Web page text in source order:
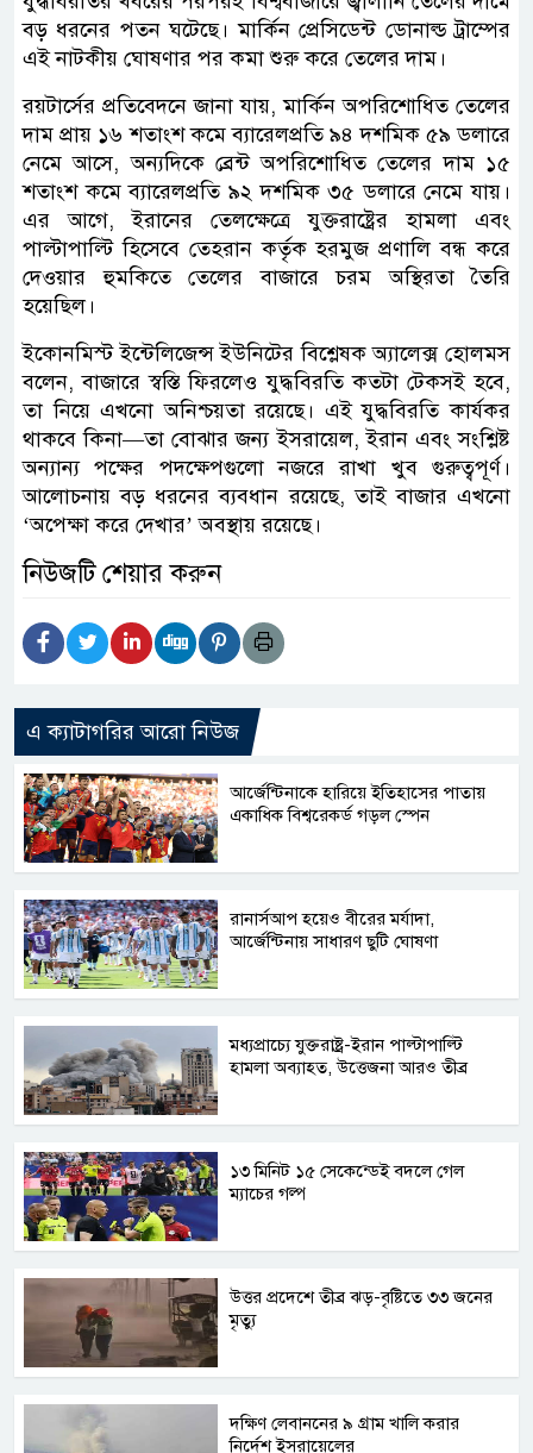
বড় ধরনের পতন ঘটেছে। মার্কিন প্রেসিডেন্ট ডোনাল্ড ট্রাম্পের
এই নাটকীয় ঘোষণার পর কমা শুরু করে তেলের দাম।
রয়টার্সের প্রতিবেদনে জানা যায়, মার্কিন অপরিশোধিত তেলের
দাম প্রায় ১৬ শতাংশ কমে ব্যারেলপ্রতি ৯৪ দশমিক ৫৯ ডলারে
নেমে আসে, অন্যদিকে ব্রেন্ট অপরিশোধিত তেলের দাম ১৫
শতাংশ কমে ব্যারেলপ্রতি ৯২ দশমিক ৩৫ ডলারে নেমে যায়।
এর আগে, ইরানের তেলক্ষেত্রে যুক্তরাষ্ট্রের হামলা এবং
পাল্টাপাল্টি হিসেবে তেহরান কর্তৃক হরমুজ প্রণালি বন্ধ করে
দেওয়ার হুমকিতে তেলের বাজারে চরম অস্থিরতা তৈরি
হয়েছিল।
ইকোনমিস্ট ইন্টেলিজেন্স ইউনিটের বিশ্লেষক অ্যালেক্স হোলমস
বলেন, বাজারে স্বস্তি ফিরলেও যুদ্ধবিরতি কতটা টেকসই হবে,
তা নিয়ে এখনো অনিশ্চয়তা রয়েছে। এই যুদ্ধবিরতি কার্যকর
থাকবে কিনা—তা বোঝার জন্য ইসরায়েল, ইরান এবং সংশ্লিষ্ট
অন্যান্য পক্ষের পদক্ষেপগুলো নজরে রাখা খুব গুরুত্বপূর্ণ।
আলোচনায় বড় ধরনের ব্যবধান রয়েছে, তাই বাজার এখনো
‘অপেক্ষা করে দেখার’ অবস্থায় রয়েছে।
নিউজটি শেয়ার করুন
এ ক্যাটাগরির আরো নিউজ
আর্জেন্টিনাকে হারিয়ে ইতিহাসের পাতায়
একাধিক বিশ্বরেকর্ড গড়ল স্পেন
রানার্সআপ হয়েও বীরের মর্যাদা,
আর্জেন্টিনায় সাধারণ ছুটি ঘোষণা
মধ্যপ্রাচ্যে যুক্তরাষ্ট্র-ইরান পাল্টাপাল্টি
হামলা অব্যাহত, উত্তেজনা আরও তীব্র
১৩ মিনিট ১৫ সেকেন্ডেই বদলে গেল
ম্যাচের গল্প
উত্তর প্রদেশে তীব্র ঝড়-বৃষ্টিতে ৩৩ জনের
মৃত্যু
দক্ষিণ লেবাননের ৯ গ্রাম খালি করার
নির্দেশ ইসরায়েলের